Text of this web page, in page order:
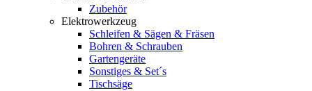
Zubehör
Elektrowerkzeug
Schleifen & Sägen & Fräsen
Bohren & Schrauben
Gartengeräte
Sonstiges & Set´s
Tischsäge